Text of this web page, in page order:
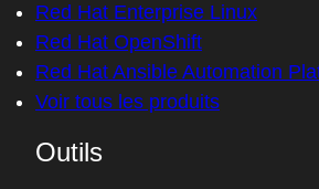
Red Hat Enterprise Linux
Red Hat OpenShift
Red Hat Ansible Automation
Voir tous les produits
Outils